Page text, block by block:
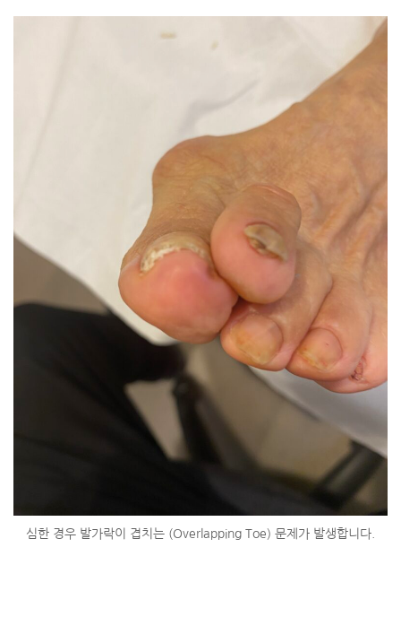
심한 경우 발가락이 겹치는 (Overlapping Toe) 문제가 발생합니다.